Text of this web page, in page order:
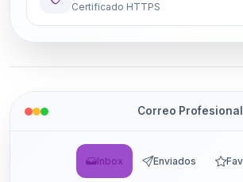
Certificado HTTPS
Correo Profesional
Inbox Enviados